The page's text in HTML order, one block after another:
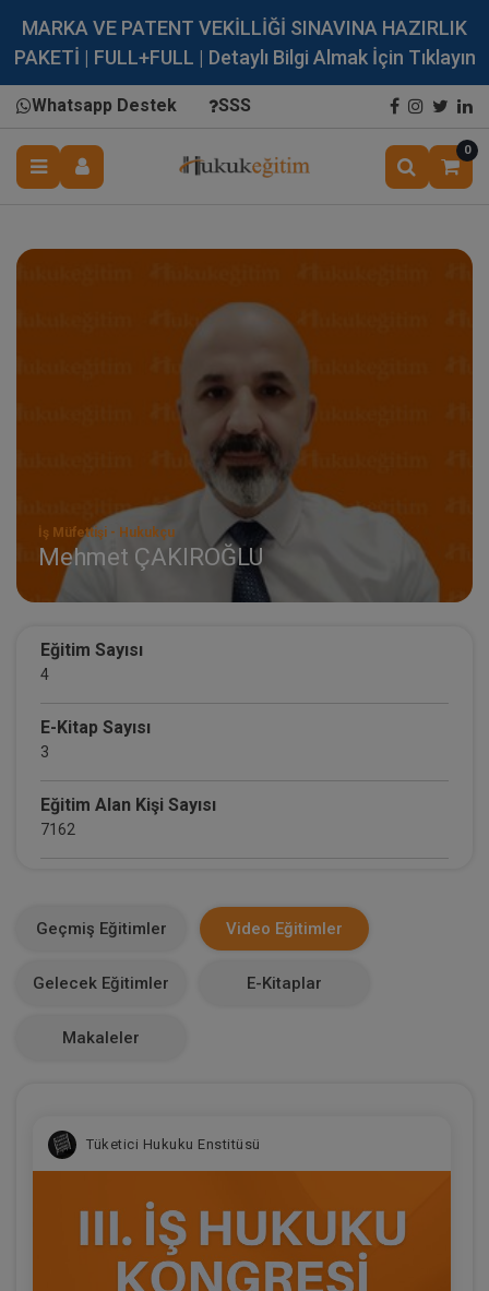
MARKA VE PATENT VEKİLLİĞİ SINAVINA HAZIRLIK
PAKETİ | FULL+FULL | Detaylı Bilgi Almak İçin Tıklayın
Whatsapp Destek SSS
0
İş Müfettişi - Hukukçu
Mehmet ÇAKIROĞLU
Eğitim Sayısı
4
E-Kitap Sayısı
3
Eğitim Alan Kişi Sayısı
7162
0
Geçmiş Eğitimler Video Eğitimler
Gelecek Eğitimler E-Kitaplar
Makaleler
Tüketici Hukuku Enstitüsü